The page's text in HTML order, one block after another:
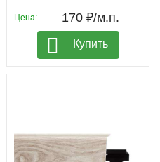
Цена: 170 ₽/м.п.
Купить